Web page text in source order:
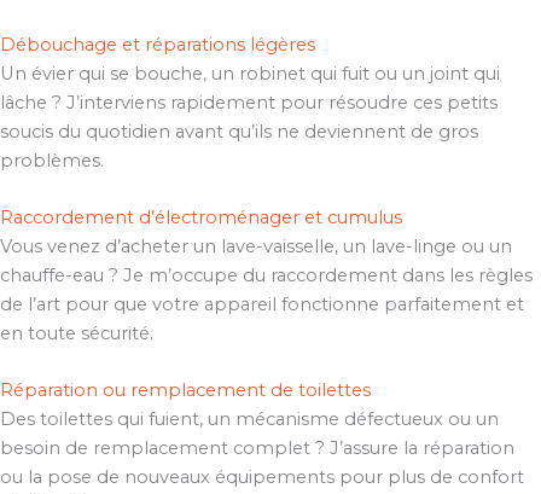
Débouchage et réparations légères
Un évier qui se bouche, un robinet qui fuit ou un joint qui
lâche ? J’interviens rapidement pour résoudre ces petits
soucis du quotidien avant qu’ils ne deviennent de gros
problèmes.
Raccordement d’électroménager et cumulus
Vous venez d’acheter un lave-vaisselle, un lave-linge ou un
chauffe-eau ? Je m’occupe du raccordement dans les règles
de l’art pour que votre appareil fonctionne parfaitement et
en toute sécurité.
Réparation ou remplacement de toilettes
Des toilettes qui fuient, un mécanisme défectueux ou un
besoin de remplacement complet ? J’assure la réparation
ou la pose de nouveaux équipements pour plus de confort